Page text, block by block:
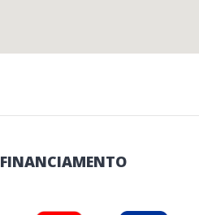
FINANCIAMENTO